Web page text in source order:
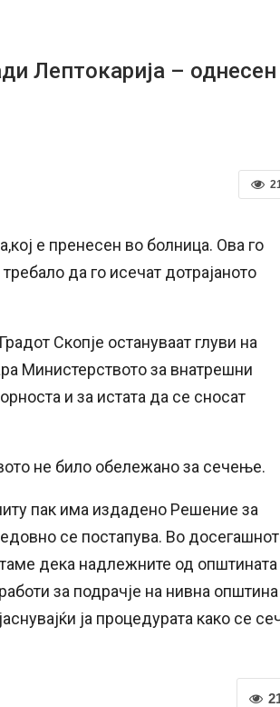
Лептокарија – однесен
е пренесен во болница. Ова го
да го исечат дотрајаното
Скопје остануваат глуви на
Министерството за внатрешни
и за истата да се сносат
не било обележано за сечење.
пак има издадено Решение за
се постапува. Во
дека надлежните од општината
за подрачје на нивна општина
ја процедурата како се